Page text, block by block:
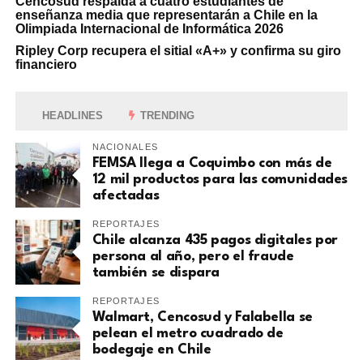
enseñanza media que representarán a Chile en la
Olimpiada Internacional de Informática 2026
Ripley Corp recupera el sitial «A+» y confirma su giro
financiero
HEADLINES TRENDING
NACIONALES
FEMSA llega a Coquimbo con más de
12 mil productos para las comunidades
afectadas
REPORTAJES
Chile alcanza 435 pagos digitales por
persona al año, pero el fraude
también se dispara
REPORTAJES
Walmart, Cencosud y Falabella se
pelean el metro cuadrado de
bodegaje en Chile